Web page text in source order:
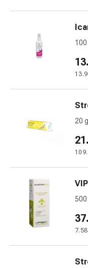
kleber
Tupfer
und
20
500